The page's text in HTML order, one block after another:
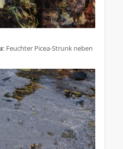
: Feuchter Picea-Strunk neben